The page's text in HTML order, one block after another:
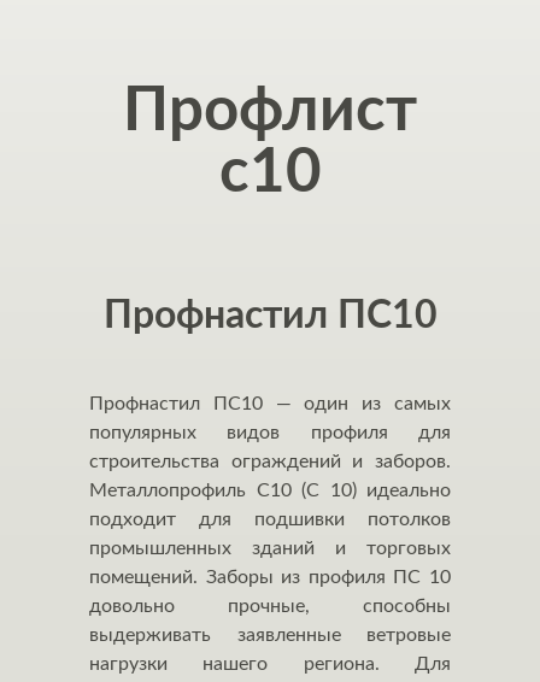
Профлист
с10
Профнастил ПС10
Профнастил ПС10 — один из самых
популярных видов профиля для
строительства ограждений и заборов.
Металлопрофиль С10 (С 10) идеально
подходит для подшивки потолков
промышленных зданий и торговых
помещений. Заборы из профиля ПС 10
довольно прочные, способны
выдерживать заявленные ветровые
нагрузки нашего региона. Для